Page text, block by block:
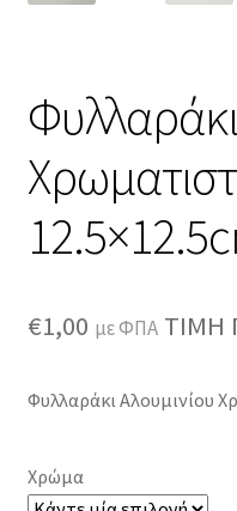
€1,00 με ΦΠΑ ΤΙΜΗ
Φυλλαράκι Αλουμινίου
Χρώμα